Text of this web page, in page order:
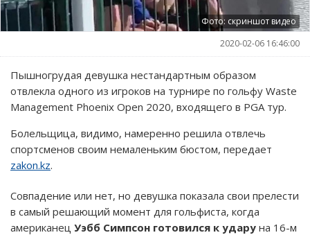
Фото: скриншот видео
2020-02-06 16:46:00
Пышногрудая девушка нестандартным образом
отвлекла одного из игроков на турнире по гольфу Waste
Management Phoenix Open 2020, входящего в PGA тур.
Болельщица, видимо, намеренно решила отвлечь
спортсменов своим немаленьким бюстом, передает
zakon.kz.
Совпадение или нет, но девушка показала свои прелести
в самый решающий момент для гольфиста, когда
американец Уэбб Симпсон готовился к удару на 16-м